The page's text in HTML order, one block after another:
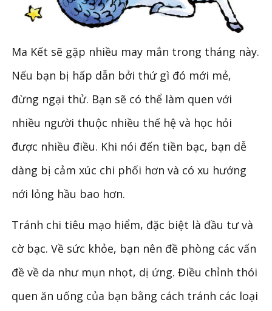
Ma Kết sẽ gặp nhiều may mắn trong tháng này.
Nếu bạn bị hấp dẫn bởi thứ gì đó mới mẻ,
đừng ngại thử. Bạn sẽ có thể làm quen với
nhiều người thuộc nhiều thế hệ và học hỏi
được nhiều điều. Khi nói đến tiền bạc, bạn dễ
dàng bị cảm xúc chi phối hơn và có xu hướng
nới lỏng hầu bao hơn.
Tránh chi tiêu mạo hiểm, đặc biệt là đầu tư và
cờ bạc. Về sức khỏe, bạn nên đề phòng các vấn
đề về da như mụn nhọt, dị ứng. Điều chỉnh thói
quen ăn uống của bạn bằng cách tránh các loại